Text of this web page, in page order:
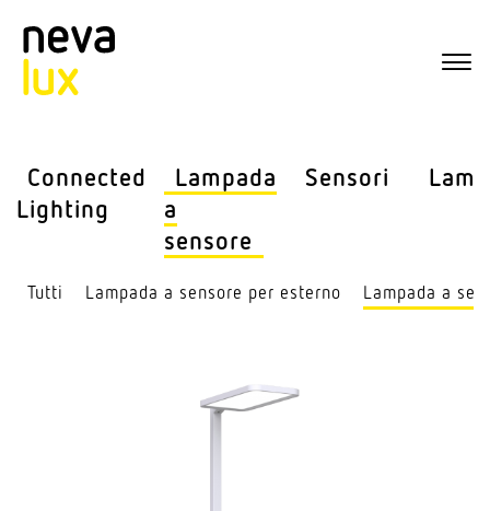
Connected
Lighting
Lampada
a
sensore
Sensori
Tutti Lampada a sensore per esterno Lampada a